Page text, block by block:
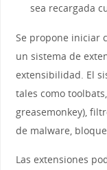
sea recargada
Se propone iniciar
un sistema de
extensibilidad. El
tales como
greasemonkey),
de malware,
Las extensiones